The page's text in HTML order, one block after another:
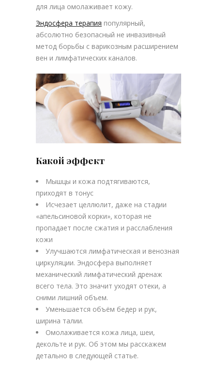
для лица омолаживает кожу.
Эндосфера терапия популярный,
абсолютно безопасный не инвазивный
метод борьбы с варикозным расширением
вен и лимфатических каналов.
Какой эффект
Мышцы и кожа подтягиваются,
приходят в тонус
Исчезает целлюлит, даже на стадии
«апельсиновой корки», которая не
пропадает после сжатия и расслабления
кожи
Улучшаются лимфатическая и венозная
циркуляции. Эндосфера выполняет
механический лимфатический дренаж
всего тела. Это значит уходят отеки, а
сними лишний объем.
Уменьшается объём бедер и рук,
ширина талии.
Омолаживается кожа лица, шеи,
декольте и рук. Об этом мы расскажем
детально в следующей статье.